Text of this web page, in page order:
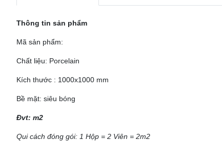
Thông tin sản phẩm
Mã sản phẩm:
Chất liệu: Porcelain
Kích thước : 1000x1000 mm
Bề mặt: siêu bóng
Đvt: m2
Qui cách đóng gói: 1 Hộp = 2 Viên = 2m2